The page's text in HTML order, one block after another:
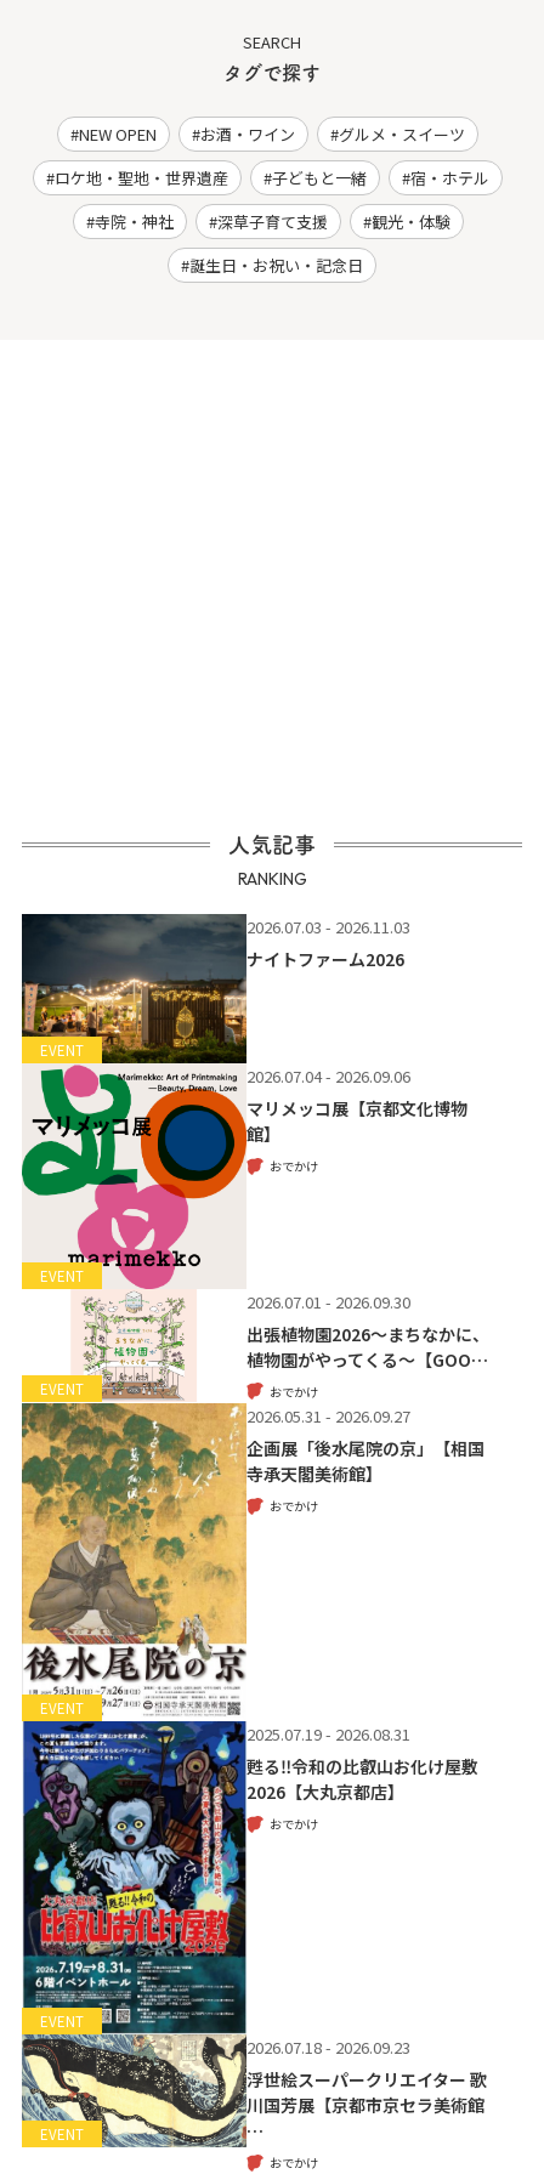
SEARCH
タグで探す
NEW OPEN お酒・ワイン
グルメ・スイーツ
ロケ地・聖地・世界遺産
子どもと一緒
宿・ホテル
寺院・神社
深草子育て支援
観光・体験
誕生日・お祝い・記念日
人気記事
RANKING
EVENT
2026.07.03 - 2026.11.03
ナイトファーム2026
EVENT
2026.07.04 - 2026.09.06
マリメッコ展【京都文化博物
館】
おでかけ
EVENT
2026.07.01 - 2026.09.30
出張植物園2026～まちなかに、
植物園がやってくる～【GOO…
おでかけ
EVENT
2026.05.31 - 2026.09.27
企画展「後水尾院の京」【相国
寺承天閣美術館】
おでかけ
EVENT
2025.07.19 - 2026.08.31
甦る‼令和の比叡山お化け屋敷
2026【大丸京都店】
おでかけ
EVENT
2026.07.18 - 2026.09.23
浮世絵スーパークリエイター 歌
川国芳展【京都市京セラ美術館
…
おでかけ